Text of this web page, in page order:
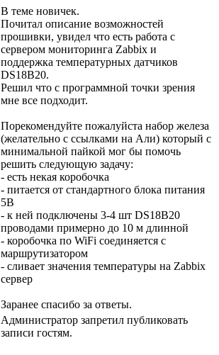
В теме новичек.
Почитал описание возможностей
прошивки, увидел что есть работа с
сервером мониторинга Zabbix и
поддержка температурных датчиков
DS18B20.
Решил что с программной точки зрения
мне все подходит.
Порекомендуйте пожалуйста набор железа
(желательно с ссылками на Али) который с
минимальной пайкой мог бы помочь
решить следующую задачу:
- есть некая коробочка
- питается от стандартного блока питания
5В
- к ней подключены 3-4 шт DS18B20
проводами примерно до 10 м длинной
- коробочка по WiFi соединяется с
маршрутизатором
- сливает значения температуры на Zabbix
сервер
Заранее спасибо за ответы.
Администратор запретил публиковать
записи гостям.